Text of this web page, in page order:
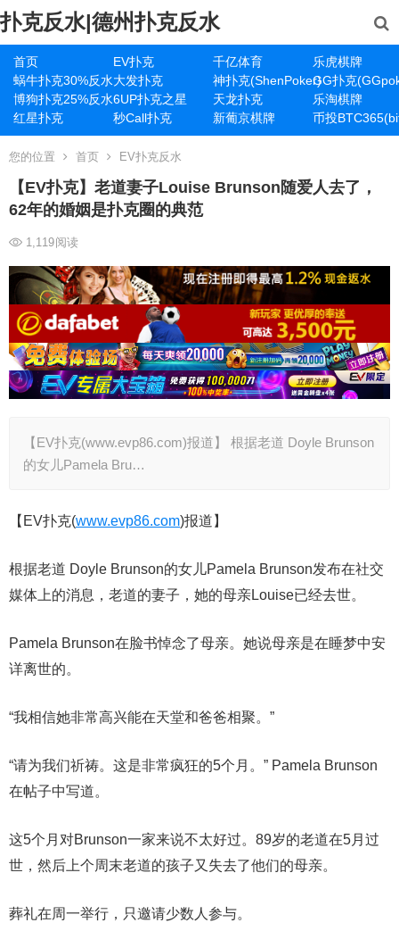
扑克反水|德州扑克反水
首页 EV扑克 千亿体育
乐虎棋牌
蜗牛扑克30%反水大发扑克 神扑克(ShenPoker)GG扑克
博狗扑克25%反水6UP扑克之星 天龙扑克
乐淘棋牌
红星扑克
秒Call扑克 新葡京棋牌 币投
您的位置 首页 EV扑克反水
【EV扑克】老道妻子Louise Brunson随爱人去了，
62年的婚姻是扑克圈的典范
1,119阅读
【EV扑克(www.evp86.com)报道】 根据老道 Doyle Brunson
的女儿Pamela Bru…
【EV扑克(www.evp86.com)报道】
根据老道 Doyle Brunson的女儿Pamela Brunson发布在社交
媒体上的消息，老道的妻子，她的母亲Louise已经去世。
Pamela Brunson在脸书悼念了母亲。她说母亲是在睡梦中安
详离世的。
“我相信她非常高兴能在天堂和爸爸相聚。”
“请为我们祈祷。这是非常疯狂的5个月。” Pamela Brunson
在帖子中写道。
这5个月对Brunson一家来说不太好过。89岁的老道在5月过
世，然后上个周末老道的孩子又失去了他们的母亲。
葬礼在周一举行，只邀请少数人参与。